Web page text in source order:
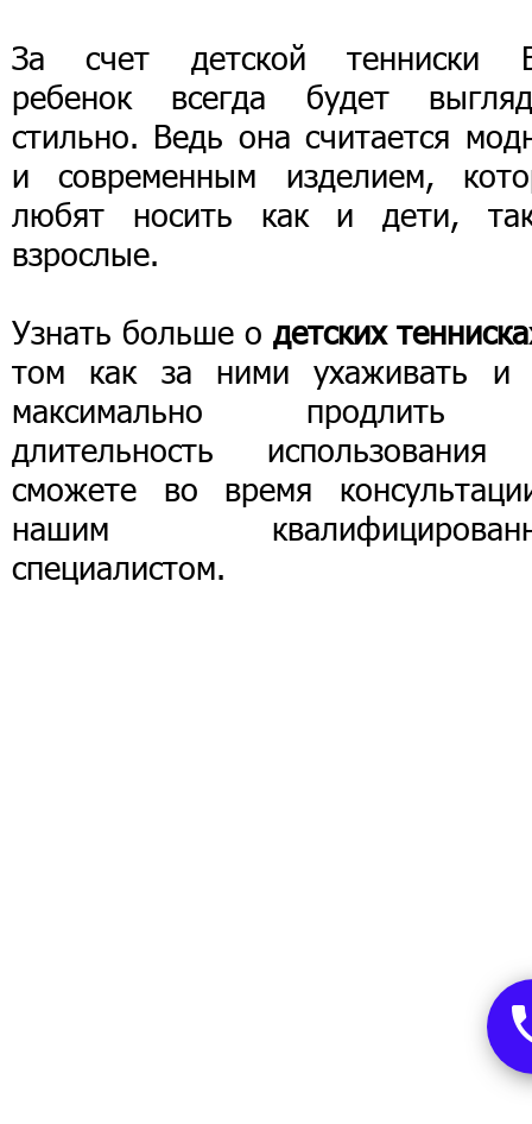
За счет детской тенниски
ребенок всегда будет
стильно. Ведь она считается
и современным изделием,
любят носить как и дети,
взрослые.
Узнать больше о детских тенниска
том как за ними ухаживать и
максимально продлить
длительность
сможете во время
нашим
специалистом.